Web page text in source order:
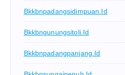
Bkkbnpadangsidimpuan.id
Bkkbngunungsitoli.id
Bkkbnpadangpanjang.id